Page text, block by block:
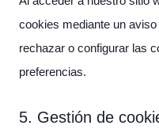
cookies mediante un
rechazar o configurar las
preferencias.
5. Gestión de